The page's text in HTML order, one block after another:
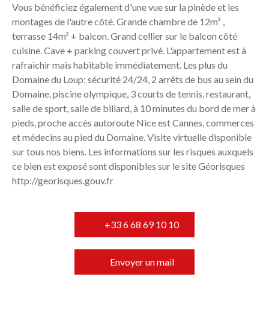
Vous bénéficiez également d'une vue sur la pinède et les
montages de l'autre côté. Grande chambre de 12m² ,
terrasse 14m² + balcon. Grand cellier sur le balcon côté
cuisine. Cave + parking couvert privé. L'appartement est à
rafraichir mais habitable immédiatement. Les plus du
Domaine du Loup: sécurité 24/24, 2 arrêts de bus au sein du
Domaine, piscine olympique, 3 courts de tennis, restaurant,
salle de sport, salle de billard, à 10 minutes du bord de mer à
pieds, proche accès autoroute Nice est Cannes, commerces
et médecins au pied du Domaine. Visite virtuelle disponible
sur tous nos biens. Les informations sur les risques auxquels
ce bien est exposé sont disponibles sur le site Géorisques
http://georisques.gouv.fr
+33 6 68 69 10 10
Envoyer un mail